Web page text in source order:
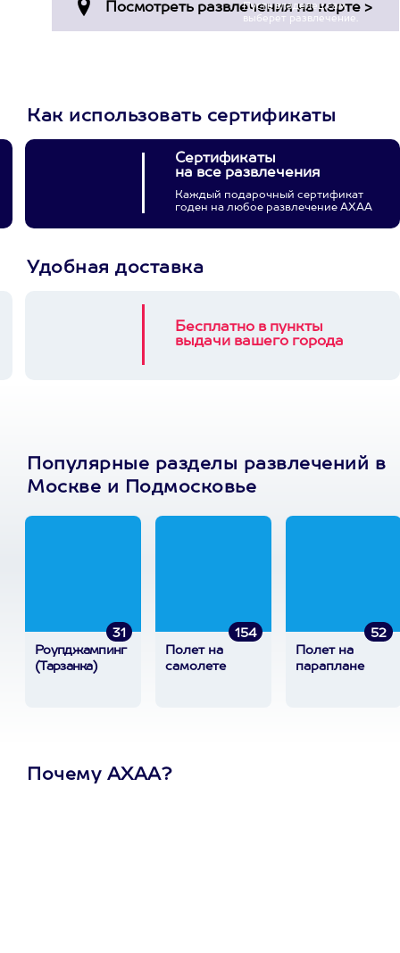
Пусть владелец сам
выберет развлечение.
Как использовать сертификаты
Сертификаты
на все развлечения
Каждый подарочный сертификат
годен на любое развлечение АХАА
Удобная доставка
Бесплатно в пункты
выдачи вашего города
Популярные разделы развлечений в
Москве и Подмосковье
31
Роупджампинг
(Тарзанка)
154
Полет на
самолете
52
Полет на
параплане
Почему АХАА?